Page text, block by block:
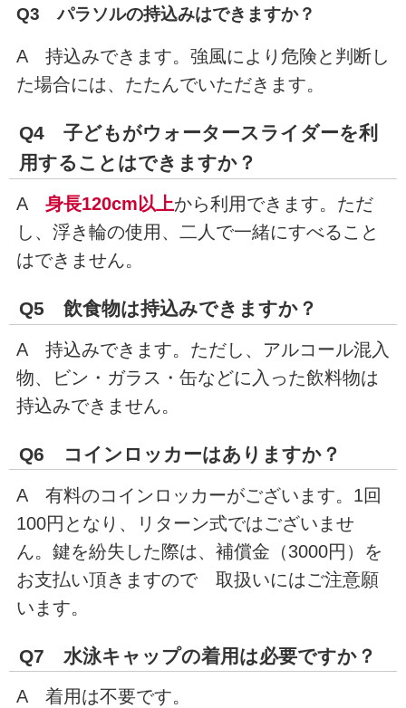
Q3 パラソルの持込みはできますか？
A 持込みできます。強風により危険と判断し
た場合には、たたんでいただきます。
Q4 子どもがウォータースライダーを利
用することはできますか？
A 身長120cm以上から利用できます。ただ
し、浮き輪の使用、二人で一緒にすべること
はできません。
Q5 飲食物は持込みできますか？
A 持込みできます。ただし、アルコール混入
物、ビン・ガラス・缶などに入った飲料物は
持込みできません。
Q6 コインロッカーはありますか？
A 有料のコインロッカーがございます。1回
100円となり、リターン式ではございませ
ん。鍵を紛失した際は、補償金（3000円）を
お支払い頂きますので 取扱いにはご注意願
います。
Q7 水泳キャップの着用は必要ですか？
A 着用は不要です。